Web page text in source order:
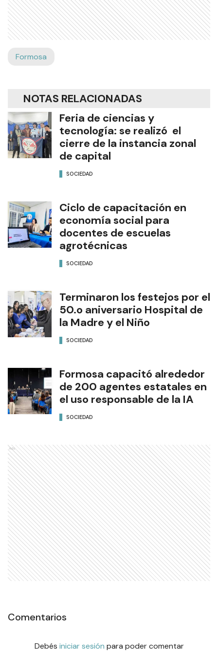
Formosa
NOTAS RELACIONADAS
Feria de ciencias y
tecnología: se realizó el
cierre de la instancia zonal
de capital
SOCIEDAD
Ciclo de capacitación en
economía social para
docentes de escuelas
agrotécnicas
SOCIEDAD
Terminaron los festejos por el
50.o aniversario Hospital de
la Madre y el Niño
SOCIEDAD
Formosa capacitó alrededor
de 200 agentes estatales en
el uso responsable de la IA
SOCIEDAD
Ads
Comentarios
Debés iniciar sesión para poder comentar